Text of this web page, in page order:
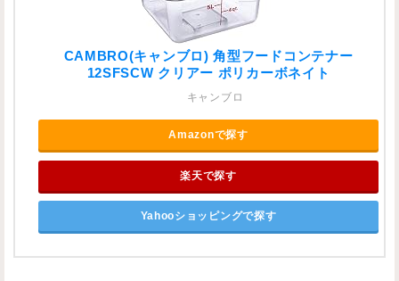
CAMBRO(キャンブロ) 角型フードコンテナー
12SFSCW クリアー ポリカーボネイト
キャンブロ
Amazonで探す
楽天で探す
Yahooショッピングで探す